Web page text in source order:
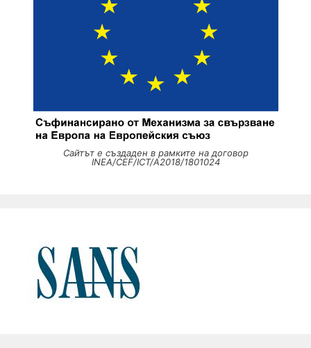
Сайтът е създаден в рамките на договор
INEA/CEF/ICT/A2018/1801024